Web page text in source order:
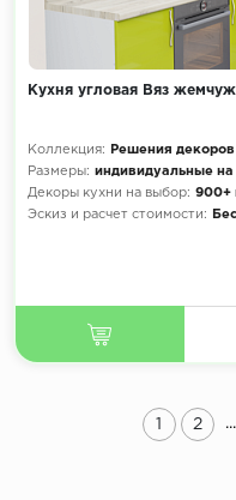
Кухня угловая Вяз
Коллекция:
Решения декоров
Размеры: индивидуальные на
Декоры кухни на выбор: 900+
Эскиз и расчет стоимости:
1 2 ...